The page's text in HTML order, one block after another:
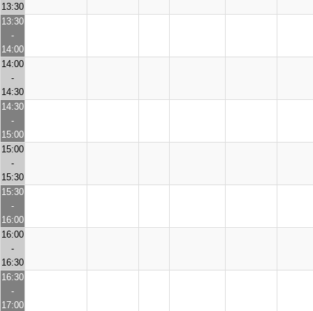
13:30
13:30
-
14:00
14:00
-
14:30
14:30
-
15:00
15:00
-
15:30
15:30
-
16:00
16:00
-
16:30
16:30
-
17:00